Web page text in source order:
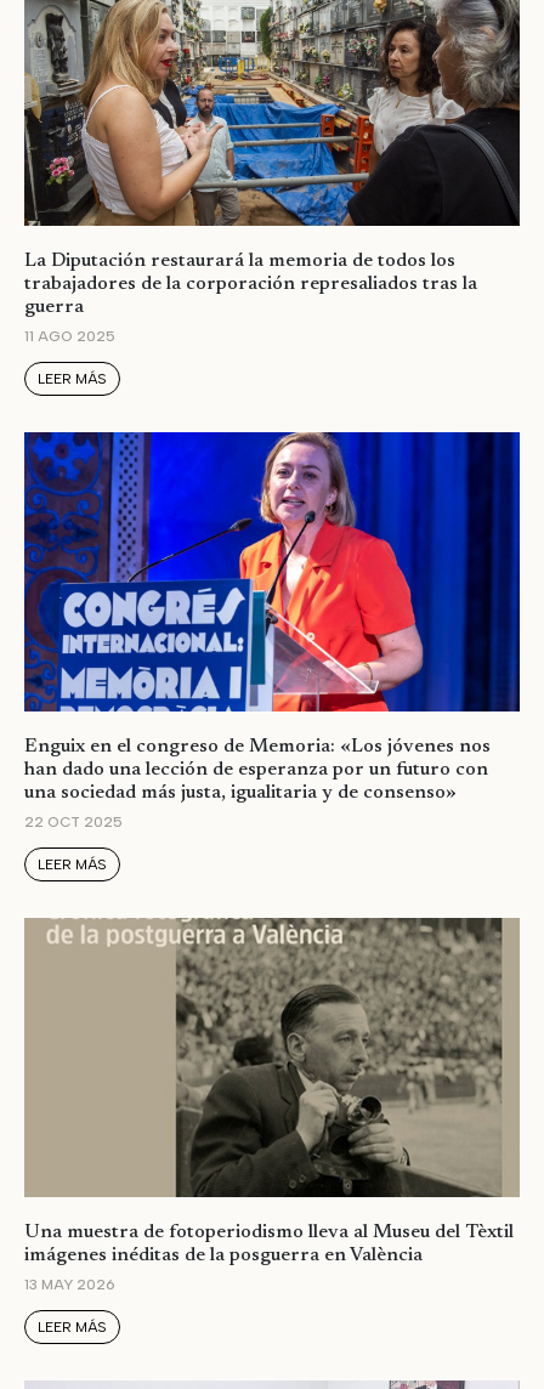
La Diputación restaurará la memoria de todos los
trabajadores de la corporación represaliados tras la
guerra
11 AGO 2025
LEER MÁS
Enguix en el congreso de Memoria: «Los jóvenes nos
han dado una lección de esperanza por un futuro con
una sociedad más justa, igualitaria y de consenso»
22 OCT 2025
LEER MÁS
Una muestra de fotoperiodismo lleva al Museu del Tèxtil
imágenes inéditas de la posguerra en València
13 MAY 2026
LEER MÁS